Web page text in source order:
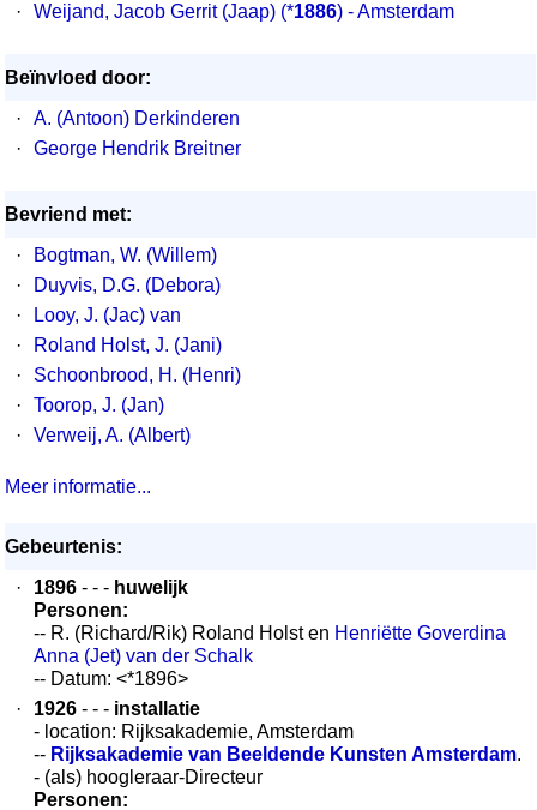
·
Weijand, Jacob Gerrit (Jaap) (*1886) - Amsterdam
Beïnvloed door:
·
A. (Antoon) Derkinderen
·
George Hendrik Breitner
Bevriend met:
·
Bogtman, W. (Willem)
·
Duyvis, D.G. (Debora)
·
Looy, J. (Jac) van
·
Roland Holst, J. (Jani)
·
Schoonbrood, H. (Henri)
·
Toorop, J. (Jan)
·
Verweij, A. (Albert)
Meer informatie...
Gebeurtenis:
·
1896 - - - huwelijk
Personen:
-- R. (Richard/Rik) Roland Holst en Henriëtte Goverdina
Anna (Jet) van der Schalk
-- Datum: <*1896>
·
1926 - - - installatie
- location: Rijksakademie, Amsterdam
-- Rijksakademie van Beeldende Kunsten Amsterdam.
- (als) hoogleraar-Directeur
Personen: